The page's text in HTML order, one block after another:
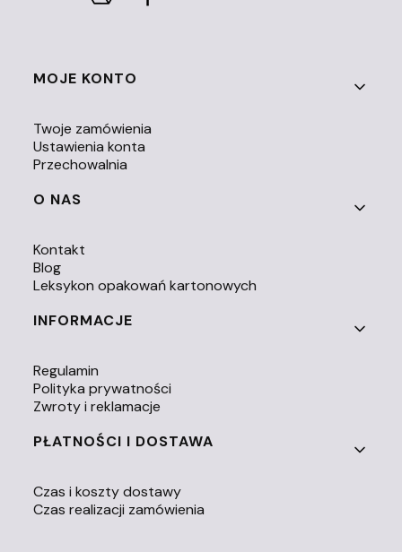
Linki w stopce
MOJE KONTO
Twoje zamówienia
Ustawienia konta
Przechowalnia
O NAS
Kontakt
Blog
Leksykon opakowań kartonowych
INFORMACJE
Regulamin
Polityka prywatności
Zwroty i reklamacje
PŁATNOŚCI I DOSTAWA
Czas i koszty dostawy
Czas realizacji zamówienia